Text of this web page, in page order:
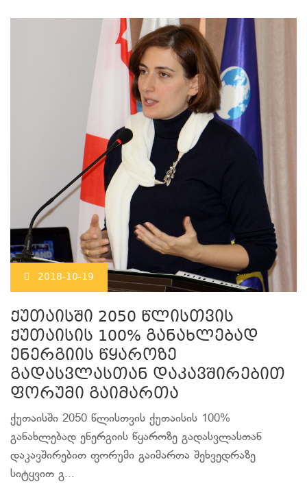
2018-10-19
ქუთაისში 2050 წლისთვის
ქუთაისის 100% განახლებად
ენერგიის წყაროზე
გადასვლასთან დაკავშირებით
ფორუმი გაიმართა
ქუთაისში 2050 წლისთვის ქუთაისის 100%
განახლებად ენერგიის წყაროზე გადასვლასთან
დაკავშირებით ფორუმი გაიმართა შეხვედრაზე
სიტყვით გ...